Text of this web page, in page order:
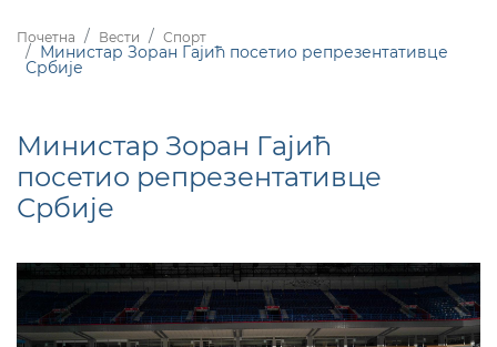
Почетна Вести Спорт
Министар Зоран Гајић посетио репрезентативце
Србије
Министар Зоран Гајић
посетио репрезентативце
Србије